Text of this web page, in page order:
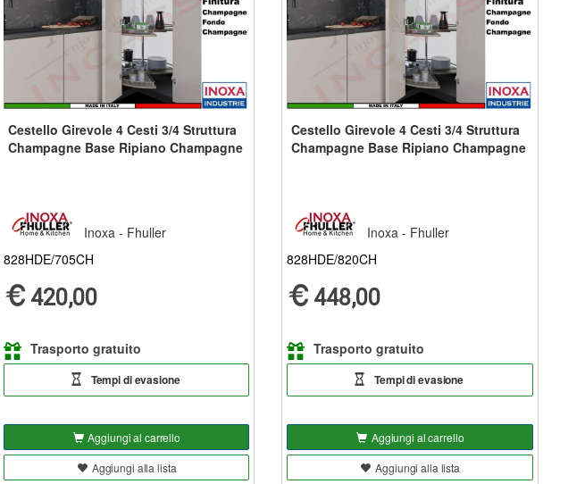
Cestello Girevole 4 Cesti 3/4 Struttura
Champagne Base Ripiano Champagne
Inoxa - Fhuller
828HDE/705CH
420,00
Trasporto gratuito
Tempi di evasione
Aggiungi al carrello
Aggiungi alla lista
Cestello Girevole 4 Cesti 3/4 Struttura
Champagne Base Ripiano Champagne
Inoxa - Fhuller
828HDE/820CH
448,00
Trasporto gratuito
Tempi di evasione
Aggiungi al carrello
Aggiungi alla lista